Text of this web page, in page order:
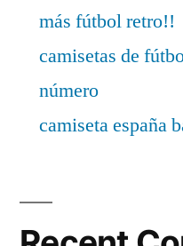
más fútbol retro!!
camisetas de
número
camiseta españa